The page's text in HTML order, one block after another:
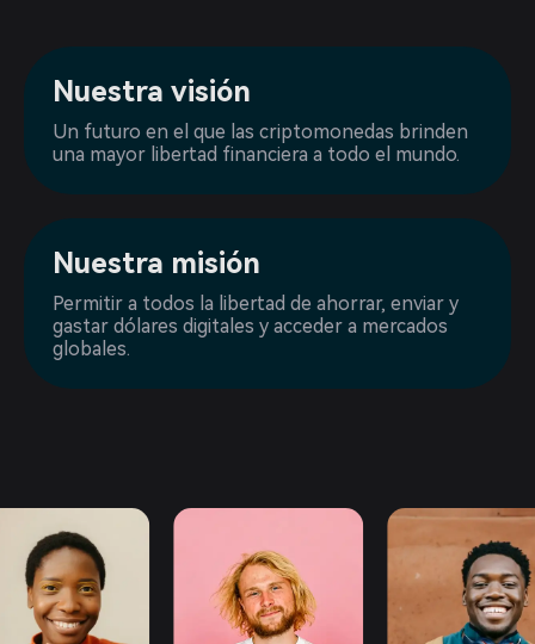
Nuestra visión
Un futuro en el que las criptomonedas brinden
una mayor libertad financiera a todo el mundo.
Nuestra misión
Permitir a todos la libertad de ahorrar, enviar y
gastar dólares digitales y acceder a mercados
globales.